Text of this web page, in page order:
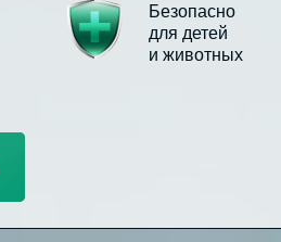
Безопасно
для детей
и животных